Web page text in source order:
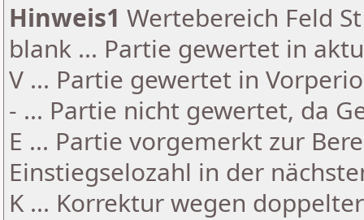
Hinweis1 Wertebereich Feld
blank ... Partie gewertet in
V ... Partie gewertet in
- ... Partie nicht gewertet, da
E ... Partie vorgemerkt zur
Einstiegselozahl in der
K ... Korrektur wegen